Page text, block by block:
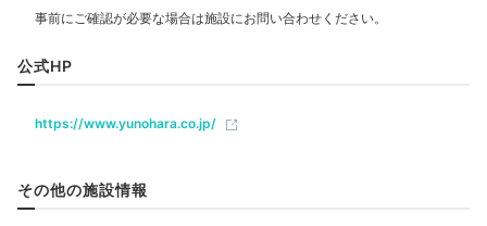
総大理石風呂
館内のお風呂は、創業当時からのレトロな総大理石風呂
や、四季を感じられる展望風呂、貸切露天風呂がありま
す。泉質は無色透明、無臭の単純温泉。「阿吽の湯」
「鳳鳴の湯」の
2種類の貸切露天風呂は源泉かけ流し
飲食
部屋情報
公式HP
https://www.yunohara.co.jp/
その他の施設情報